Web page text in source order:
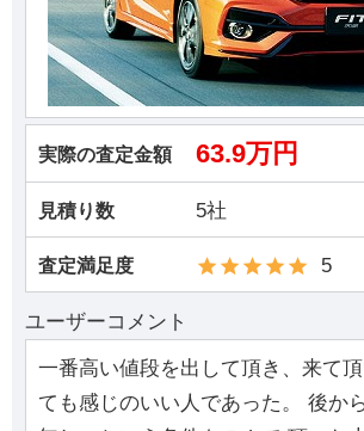
実際の査定金額 63.9万円
見積り数 5社
査定満足度 5
ユーザーコメント
一番高い値段を出して頂き、来て
ても感じのいい人であった。 後か